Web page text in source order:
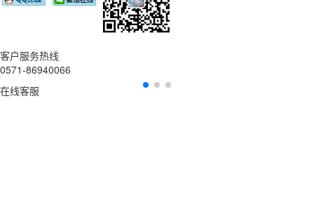
客户服务热线
0571-86940066
在线客服